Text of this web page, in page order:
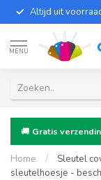
Altijd uit
MENU
🚚 Gratis
Home /
Sleutel
sleutelhoesje -